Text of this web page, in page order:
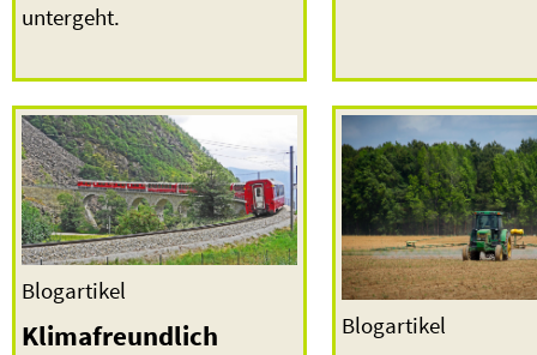
untergeht.
Blogartikel
Klimafreundlich
Blogartikel